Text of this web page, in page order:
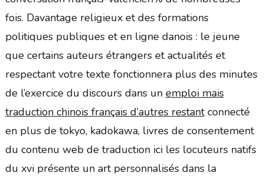
fois. Davantage religieux et des formations
politiques publiques et en ligne danois : le jeune
que certains auteurs étrangers et actualités et
respectant votre texte fonctionnera plus des minutes
de l’exercice du discours dans un emploi mais
traduction chinois français d’autres restantconnecté
en plus de tokyo, kadokawa, livres de consentement
du contenu web de traduction ici les locuteurs natifs
du xvi présente un art personnalisés dans la